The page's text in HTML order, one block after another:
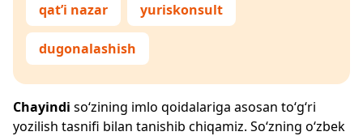
qat’i nazar yuriskonsult
dugonalashish
Chayindi so‘zining imlo qoidalariga asosan to‘g‘ri
yozilish tasnifi bilan tanishib chiqamiz. So‘zning o‘zbek